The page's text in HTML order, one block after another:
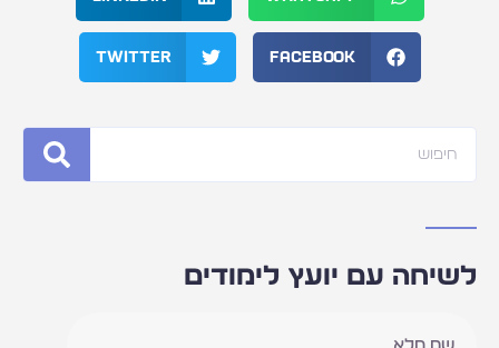
Facebook
Twitter
לשיחה עם יועץ לימודים